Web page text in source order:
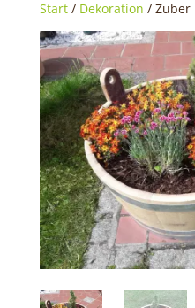
Start/ Dekoration / Zuber